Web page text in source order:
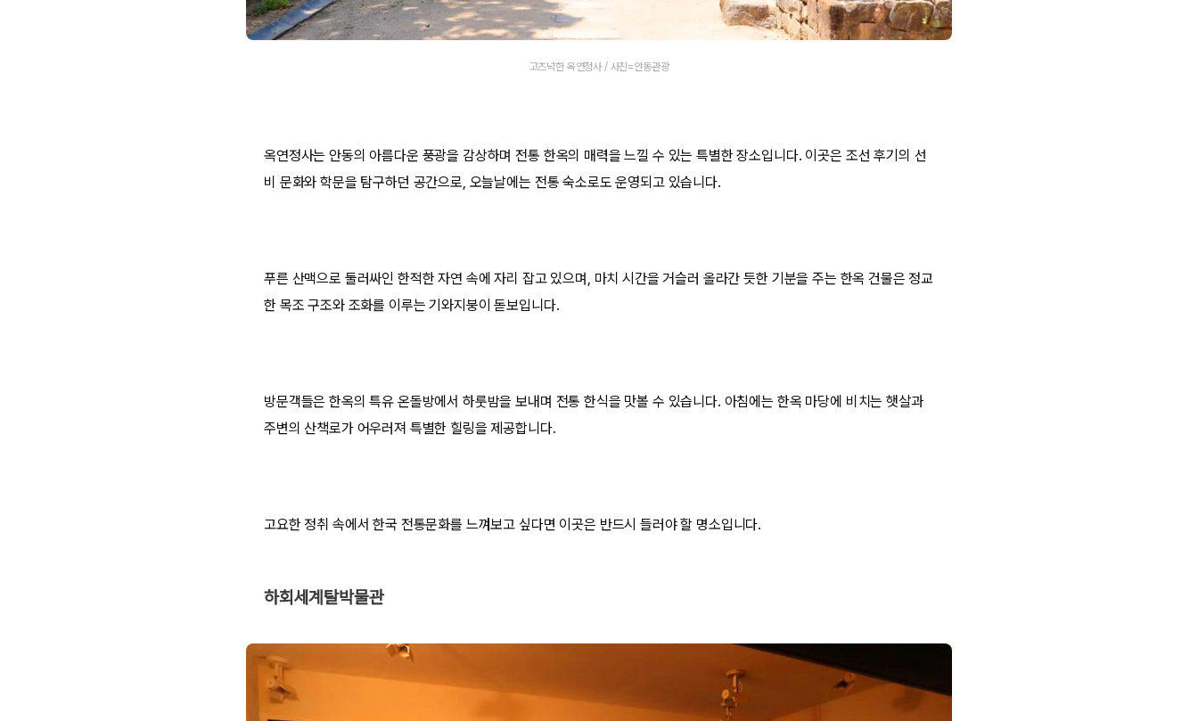
고즈넉한 옥연정사 / 사진=안동관광
옥연정사는 안동의 아름다운 풍광을 감상하며 전통 한옥의 매력을 느낄 수 있는 특별한 장소입니다. 이곳은 조선 후기의 선
비 문화와 학문을 탐구하던 공간으로, 오늘날에는 전통 숙소로도 운영되고 있습니다.
푸른 산맥으로 둘러싸인 한적한 자연 속에 자리 잡고 있으며, 마치 시간을 거슬러 올라간 듯한 기분을 주는 한옥 건물은 정교
한 목조 구조와 조화를 이루는 기와지붕이 돋보입니다.
방문객들은 한옥의 특유 온돌방에서 하룻밤을 보내며 전통 한식을 맛볼 수 있습니다. 아침에는 한옥 마당에 비치는 햇살과
주변의 산책로가 어우러져 특별한 힐링을 제공합니다.
고요한 정취 속에서 한국 전통문화를 느껴보고 싶다면 이곳은 반드시 들러야 할 명소입니다.
하회세계탈박물관